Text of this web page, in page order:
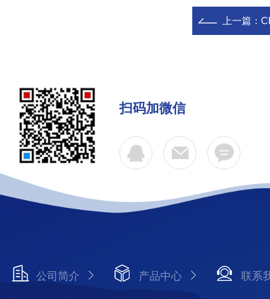
上一篇：
扫码加微信
公司简介 产品中心 联系